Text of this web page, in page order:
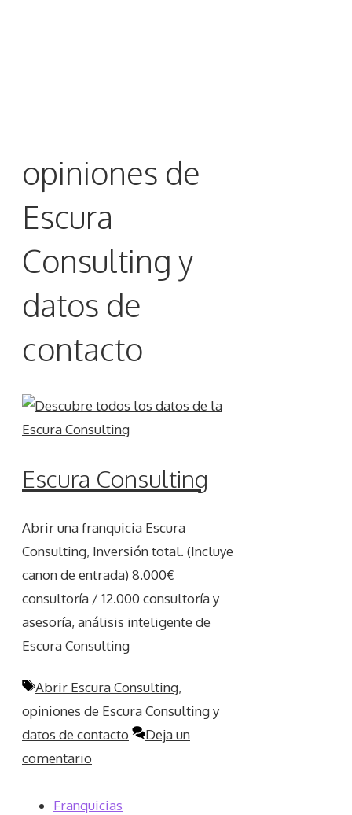
opiniones de
Escura
Consulting y
datos de
contacto
Escura Consulting
Abrir una franquicia Escura
Consulting, Inversión total. (Incluye
canon de entrada) 8.000€
consultoría / 12.000 consultoría y
asesoría, análisis inteligente de
Escura Consulting
Etiquetas
Abrir Escura Consulting,
opiniones de Escura Consulting y
datos de contacto
Deja un
comentario
Franquicias